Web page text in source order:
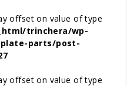
offset on value of type
trinchera/wp-
parts/post-
offset on value of type